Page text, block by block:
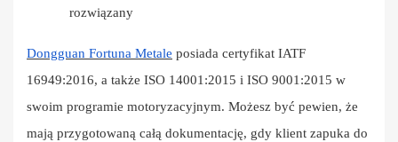
rozwiązany
Dongguan Fortuna Metale posiada certyfikat IATF
16949:2016, a także ISO 14001:2015 i ISO 9001:2015 w
swoim programie motoryzacyjnym. Możesz być pewien, że
mają przygotowaną całą dokumentację, gdy klient zapuka do